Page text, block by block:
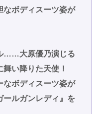
なボディスーツ姿が
……大原優乃演じる
舞い降りた天使！
なボディスーツ姿が
ールガンレディ』を